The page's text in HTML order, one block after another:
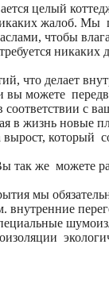
целый
жалоб.
чтобы
никаких
что делает
можете
в жизнь
который
же можете
мы